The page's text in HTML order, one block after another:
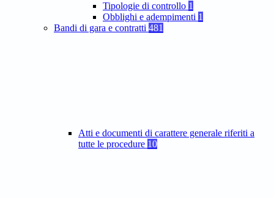
Tipologie di controllo 1
Obblighi e adempimenti 1
Bandi di gara e contratti 481
Atti e documenti di carattere generale riferiti a
tutte le procedure 10